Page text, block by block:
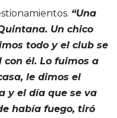
“Una
Un chico
todo y el club se
él. Lo fuimos a
le dimos el
y el día que se va
había fuego, tiró